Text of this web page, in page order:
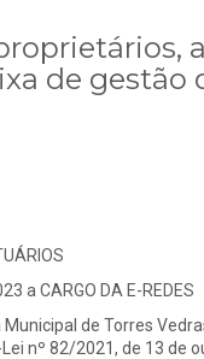
de gestão
a CARGO DA E-REDES
de Torres
nº 82/2021, de 13 de